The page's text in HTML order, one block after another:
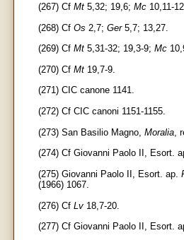
(267) Cf Mt 5,32; 19,6; Mc 10,11-
(268) Cf Os 2,7; Ger 5,7; 13,27.
(269) Cf Mt 5,31-32; 19,3-9; Mc
(270) Cf Mt 19,7-9.
(271) CIC canone 1141.
(272) Cf CIC canoni 1151-1155.
(273) San Basilio Magno, Moralia ,
(274) Cf Giovanni Paolo II, Esort.
(275) Giovanni Paolo II, Esort. ap.
(1966) 1067.
(276) Cf Lv 18,7-20.
(277) Cf Giovanni Paolo II, Esort.